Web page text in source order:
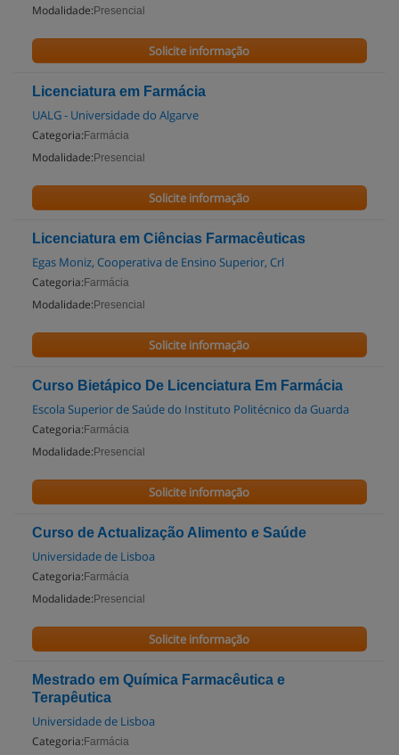
Modalidade: Presencial
Solicite informação
Licenciatura em Farmácia
UALG - Universidade do Algarve
Categoria: Farmácia
Modalidade: Presencial
Solicite informação
Licenciatura em Ciências Farmacêuticas
Egas Moniz, Cooperativa de Ensino Superior, Crl
Categoria: Farmácia
Modalidade: Presencial
Solicite informação
Curso Bietápico De Licenciatura Em Farmácia
Escola Superior de Saúde do Instituto Politécnico da Guarda
Categoria: Farmácia
Modalidade: Presencial
Solicite informação
Curso de Actualização Alimento e Saúde
Universidade de Lisboa
Categoria: Farmácia
Modalidade: Presencial
Solicite informação
Mestrado em Química Farmacêutica e
Terapêutica
Universidade de Lisboa
Categoria: Farmácia